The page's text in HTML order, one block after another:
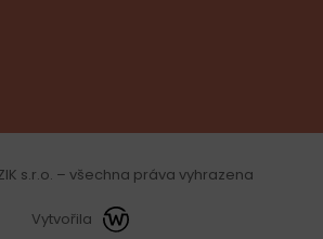
s.r.o. – všechna práva vyhrazena
Vytvořila